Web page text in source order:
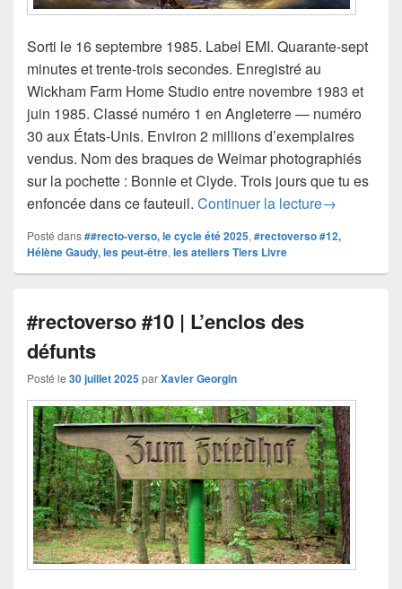
Sorti le 16 septembre 1985. Label EMI. Quarante-sept
minutes et trente-trois secondes. Enregistré au
Wickham Farm Home Studio entre novembre 1983 et
juin 1985. Classé numéro 1 en Angleterre — numéro
30 aux États-Unis. Environ 2 millions d’exemplaires
vendus. Nom des braques de Weimar photographiés
sur la pochette : Bonnie et Clyde. Trois jours que tu es
enfoncée dans ce fauteuil. Continuer la lecture#rectoverso
→
Posté dans##recto-verso, le cycle été 2025,#rectoverso #12,
Hélène Gaudy, les peut-être,les ateliers Tiers Livre
#rectoverso #10 | L’enclos des
défunts
Posté le 30 juillet 2025parXavier Georgin